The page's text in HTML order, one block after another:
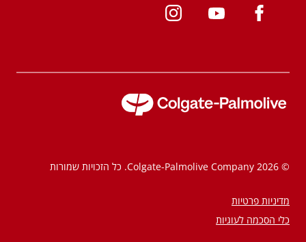
© 2026 Colgate-Palmolive Company. כל הזכויות שמורות
מדיניות פרטיות
כלי הסכמה לעוגיות